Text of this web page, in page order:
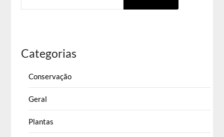
Categorias
Conservação
Geral
Plantas